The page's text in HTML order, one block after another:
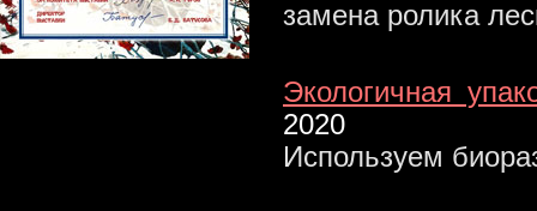
замена ролика
Экологичная
2020
Используем